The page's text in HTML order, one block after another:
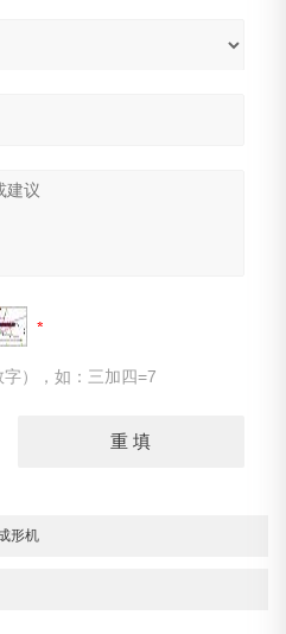
），如：三加四=7
形机